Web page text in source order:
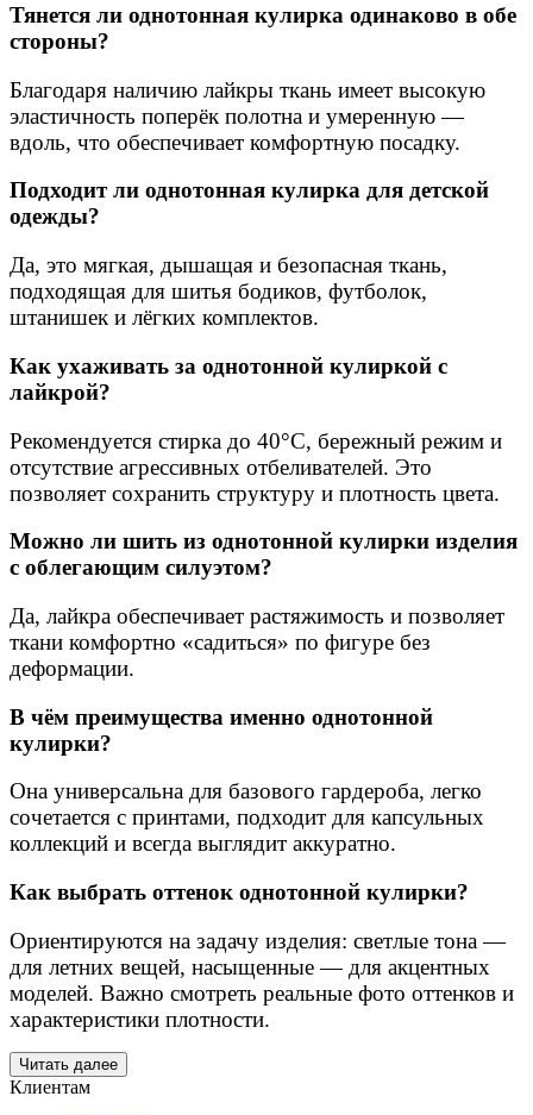
Тянется ли однотонная кулирка одинаково в обе
стороны?
Благодаря наличию лайкры ткань имеет высокую
эластичность поперёк полотна и умеренную —
вдоль, что обеспечивает комфортную посадку.
Подходит ли однотонная кулирка для детской
одежды?
Да, это мягкая, дышащая и безопасная ткань,
подходящая для шитья бодиков, футболок,
штанишек и лёгких комплектов.
Как ухаживать за однотонной кулиркой с
лайкрой?
Рекомендуется стирка до 40°С, бережный режим и
отсутствие агрессивных отбеливателей. Это
позволяет сохранить структуру и плотность цвета.
Можно ли шить из однотонной кулирки изделия
с облегающим силуэтом?
Да, лайкра обеспечивает растяжимость и позволяет
ткани комфортно «садиться» по фигуре без
деформации.
В чём преимущества именно однотонной
кулирки?
Она универсальна для базового гардероба, легко
сочетается с принтами, подходит для капсульных
коллекций и всегда выглядит аккуратно.
Как выбрать оттенок однотонной кулирки?
Ориентируются на задачу изделия: светлые тона —
для летних вещей, насыщенные — для акцентных
моделей. Важно смотреть реальные фото оттенков и
характеристики плотности.
Читать далее
Клиентам